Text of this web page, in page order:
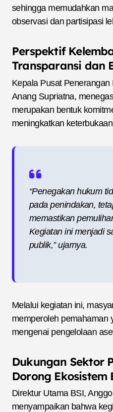
sehingga memudahkan
observasi dan partisipasi
Perspektif
Transparansi dan
Kepala Pusat
Anang Supriatna,
merupakan bentuk
meningkatkan
“Penegakan hukum
pada penindakan,
memastikan
Kegiatan ini menjadi
publik,” ujarnya.
Melalui kegiatan ini,
memperoleh pemahaman
mengenai pengelolaan
Dukungan Sektor
Dorong Ekosistem
Direktur Utama BSI,
menyampaikan bahwa